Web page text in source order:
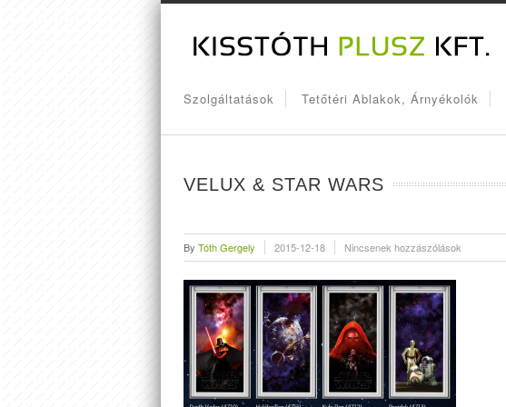
Szolgáltatások Tetőtéri Ablakok, Árnyékolók
VELUX & STAR WARS
By Tóth Gergely 2015-12-18 Nincsenek hozzászólások